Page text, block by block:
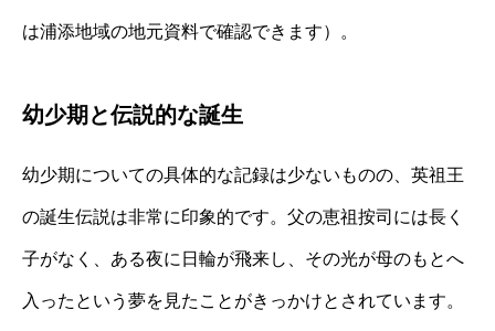
は浦添地域の地元資料で確認できます）。
幼少期と伝説的な誕生
幼少期についての具体的な記録は少ないものの、英祖王
の誕生伝説は非常に印象的です。父の恵祖按司には長く
子がなく、ある夜に日輪が飛来し、その光が母のもとへ
入ったという夢を見たことがきっかけとされています。